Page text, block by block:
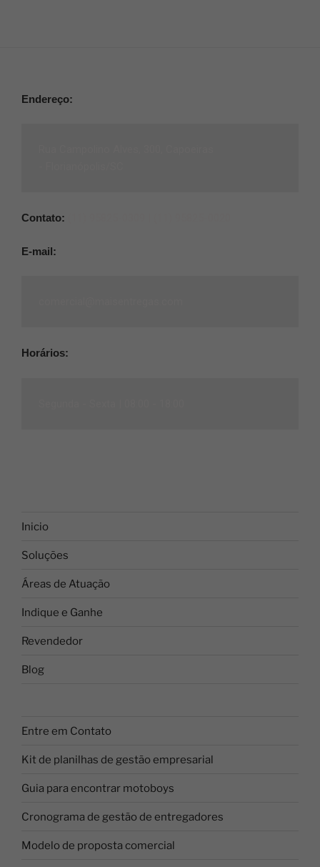
Endereço:
Contato:
E-mail:
Horários:
Inicio
Soluções
Áreas de Atuação
Indique e Ganhe
Revendedor
Blog
Entre em Contato
Kit de planilhas de gestão empresarial
Guia para encontrar motoboys
Cronograma de gestão de entregadores
Modelo de proposta comercial